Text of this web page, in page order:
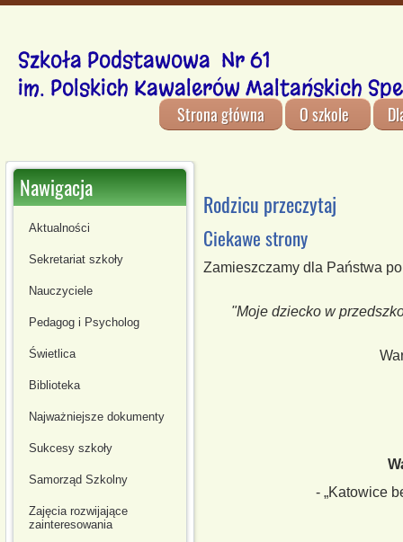
Szkoła Podstawowa Nr 61
im. Polskich Kawalerów Maltańskich
Strona główna O szkole
Nawigacja
Aktualności
Sekretariat szkoły
Nauczyciele
Pedagog i Psycholog
Świetlica
Biblioteka
Najważniejsze dokumenty
Sukcesy szkoły
Samorząd Szkolny
Zajęcia rozwijające
zainteresowania
Rodzicu przeczytaj
Ciekawe strony
Zamieszczamy dla Państwa
"Moje dziecko w
- „Katowice